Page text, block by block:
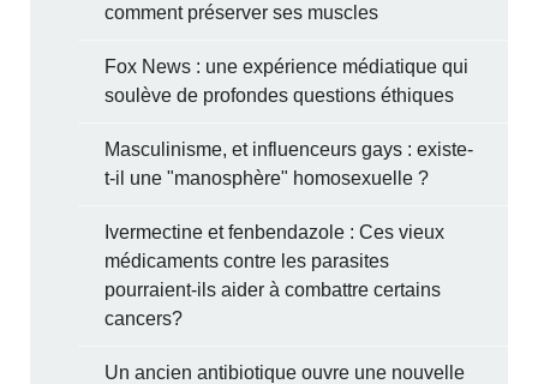
comment préserver ses muscles
Fox News : une expérience médiatique qui
soulève de profondes questions éthiques
Masculinisme, et influenceurs gays : existe-
t-il une "manosphère" homosexuelle ?
Ivermectine et fenbendazole : Ces vieux
médicaments contre les parasites
pourraient-ils aider à combattre certains
cancers?
Un ancien antibiotique ouvre une nouvelle